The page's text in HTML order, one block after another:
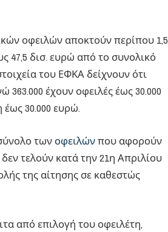
οφειλών αποκτούν περίπου 1,5
47,5 δισ. ευρώ από το συνολικό
του ΕΦΚΑ δείχνουν ότι
363.000 έχουν οφειλές έως 30.000
έως 30.000 ευρώ.
των οφειλώνπου αφορούν
τελούν κατά την 21η Απριλίου
της αίτησης σε καθεστώς
από επιλογή του οφειλέτη,